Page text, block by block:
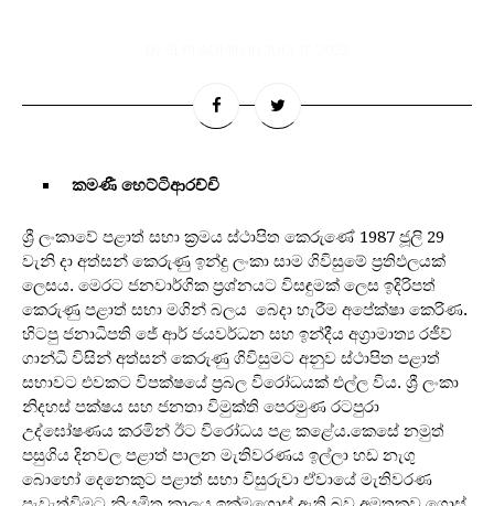
කමණී හෙට්ටිආරච්චි
ශ්‍රී ලංකාවේ පළාත් සභා ක්‍රමය ස්ථාපිත කෙරුණේ 1987 ජූලි 29
වැනි දා අත්සන් කෙරුණු ඉන්දු ලංකා සාම ගිවිසුමේ ප්‍රතිඵලයක්
ලෙසය. මෙරට ජනවාර්ගික ප්‍රශ්නයට විසඳුමක් ලෙස ඉදිරිපත්
කෙරුණු පළාත් සභා මගින් බලය බෙදා හැරීම අපේක්ෂා කෙරිණ.
හිටපු ජනාධිපති ජේ ආර් ජයවර්ධන සහ ඉන්දීය අග්‍රාමාත්‍ය රජීව්
ගාන්ධි විසින් අත්සන් කෙරුණු ගිවිසුමට අනුව ස්ථාපිත පළාත්
සභාවට එවකට විපක්ෂයේ ප්‍රබල විරෝධයක් එල්ල විය. ශ්‍රී ලංකා
නිදහස් පක්ෂය සහ ජනතා විමුක්ති පෙරමුණ රටපුරා
උද්ඝෝෂණය කරමින් ඊට විරෝධය පළ කළේය.කෙසේ නමුත්
පසුගිය දිනවල පළාත් පාලන මැතිවරණය ඉල්ලා හඩ නැගු
බොහෝ දෙනෙකුට පළාත් සභා විසුරුවා ඒවායේ මැතිවරණ